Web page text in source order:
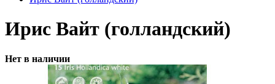
Ирис Вайт (голландский)
Нет в наличии